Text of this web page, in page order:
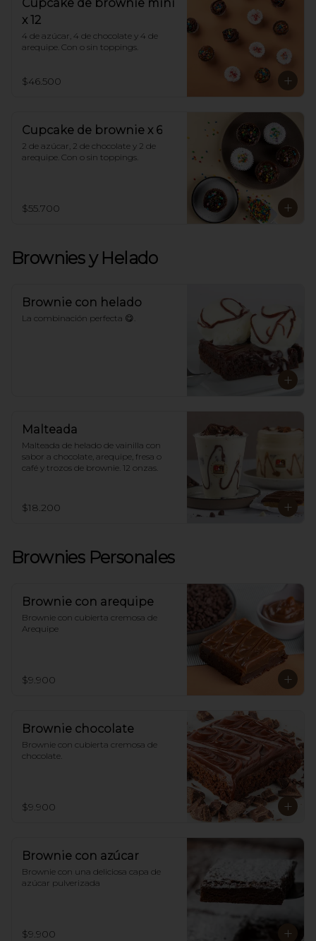
Cupcake de brownie mini
x 12
4 de azúcar, 4 de chocolate y 4 de
arequipe. Con o sin toppings.
$46.500
Cupcake de brownie x 6
2 de azúcar, 2 de chocolate y 2 de
arequipe. Con o sin toppings.
$55.700
Brownies y Helado
Brownie con helado
La combinación perfecta 😋.
Malteada
Malteada de helado de vainilla con
sabor a chocolate, arequipe, fresa o
café y trozos de brownie. 12 onzas.
$18.200
Brownies Personales
Brownie con arequipe
Brownie con cubierta cremosa de
Arequipe
$9.900
Brownie chocolate
Brownie con cubierta cremosa de
chocolate.
$9.900
Brownie con azúcar
Brownie con una deliciosa capa de
azúcar pulverizada
$9.900